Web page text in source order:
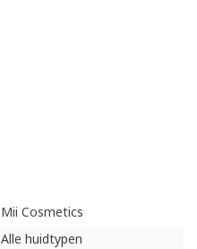
Mii Cosmetics
Alle huidtypen